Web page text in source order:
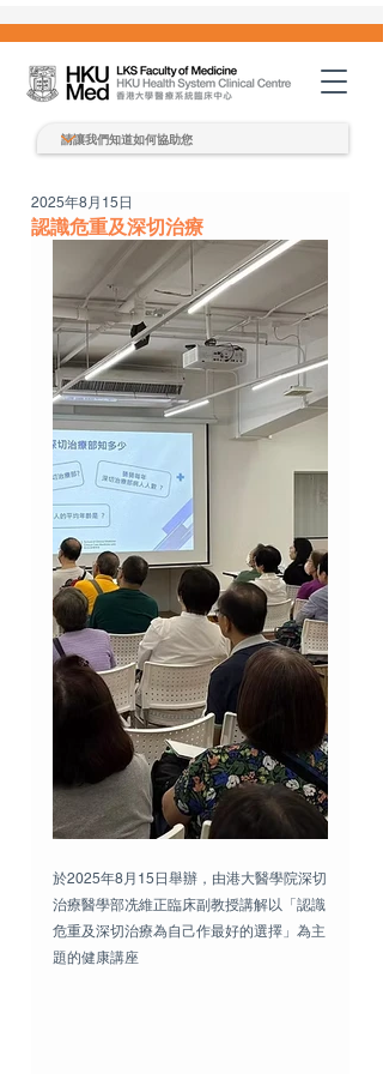
認識危重及深切治療
2025年8月15日
於2025年8月15日舉辦，由港大醫學院深切
治療醫學部冼維正臨床副教授講解以「認識
危重及深切治療為自己作最好的選擇」為主
題的健康講座